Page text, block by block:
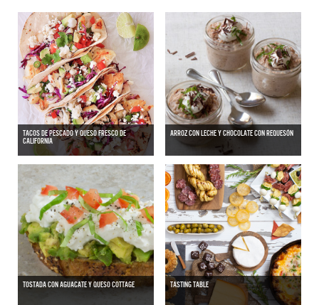
TACOS DE PESCADO Y QUESO FRESCO DE
CALIFORNIA
ARROZ CON LECHE Y CHOCOLATE CON REQUESÓN
TOSTADA CON AGUACATE Y QUESO COTTAGE TASTING TABLE